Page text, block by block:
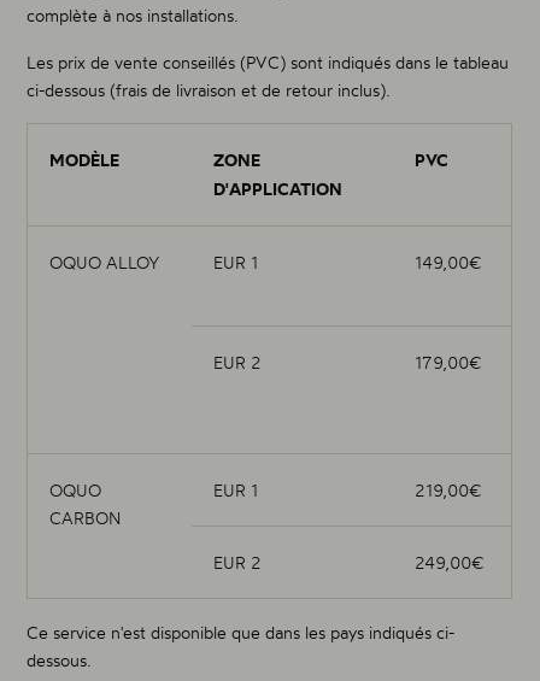
complète à nos installations.
Les prix de vente conseillés (PVC) sont indiqués dans le tableau
ci-dessous (frais de livraison et de retour inclus).
MODÈLE
ZONE
D'APPLICATION
PVC
OQUO ALLOY EUR 1 149,00€
EUR 2 179,00€
OQUO
CARBON
EUR 1 219,00€
EUR 2 249,00€
Ce service n'est disponible que dans les pays indiqués ci-
dessous.